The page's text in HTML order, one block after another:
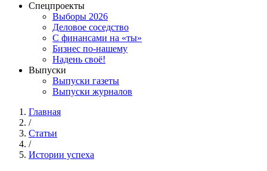
Спецпроекты
Выборы 2026
Деловое соседство
С финансами на «ты»
Бизнес по-нашему
Надень своё!
Выпуски
Выпуски газеты
Выпуски журналов
Главная
/
Статьи
/
Истории успеха